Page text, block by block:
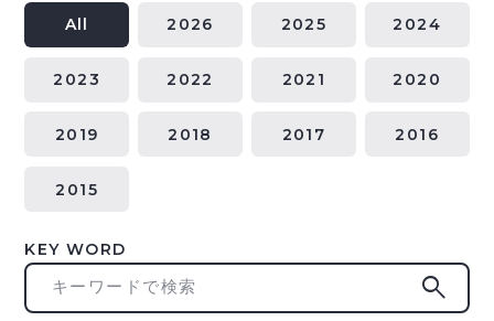
All
2026 2025 2024
2023 2022 2021 2020
2019 2018 2017 2016
2015
KEY WORD
search